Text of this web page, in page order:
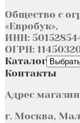
Общество с
«Евробук»,
ИНН:
ОГРН:
Каталог
Контакты
Адрес
г. Москва,